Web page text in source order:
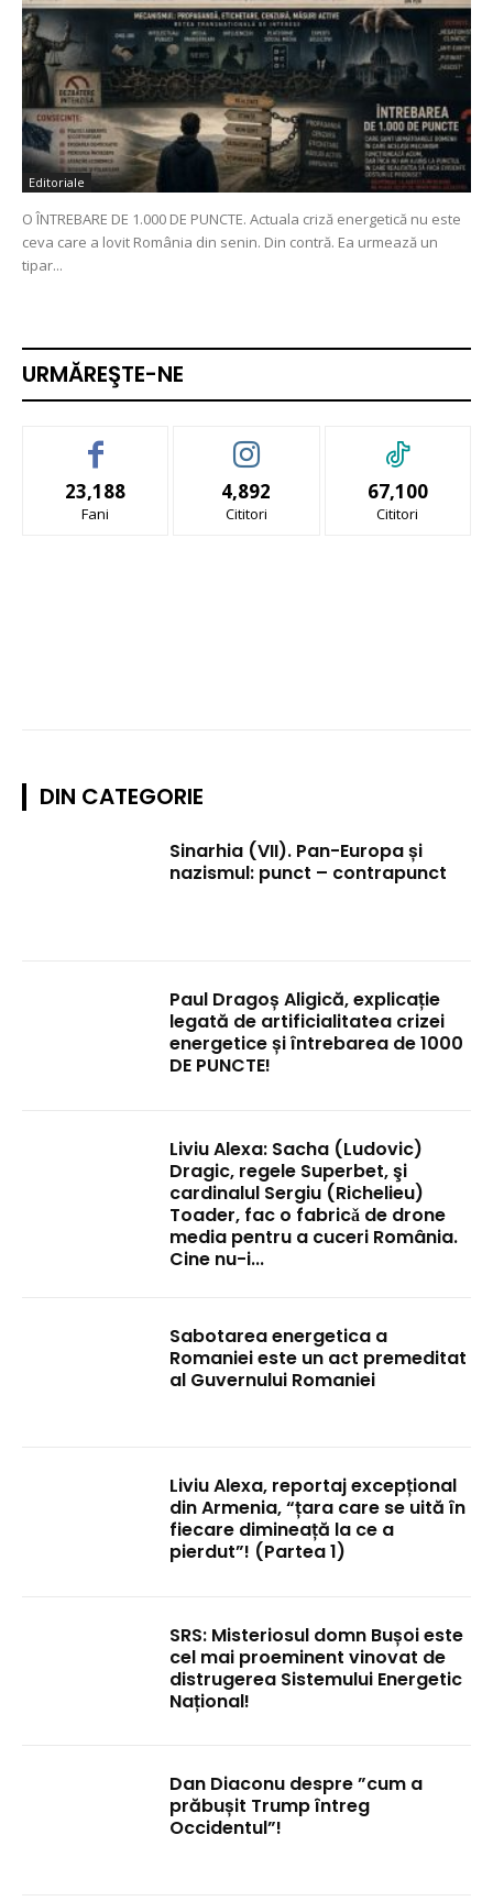
Editoriale
O ÎNTREBARE DE 1.000 DE PUNCTE. Actuala criză energetică nu este
ceva care a lovit România din senin. Din contră. Ea urmează un
tipar...
URMĂREŞTE-NE
23,188
Fani
4,892
Cititori
67,100
Cititori
DIN CATEGORIE
Sinarhia (VII). Pan-Europa și
nazismul: punct – contrapunct
Paul Dragoș Aligică, explicație
legată de artificialitatea crizei
energetice și întrebarea de 1000
DE PUNCTE!
Liviu Alexa: Sacha (Ludovic)
Dragic, regele Superbet, şi
cardinalul Sergiu (Richelieu)
Toader, fac o fabricǎ de drone
media pentru a cuceri România.
Cine nu-i...
Sabotarea energetica a
Romaniei este un act premeditat
al Guvernului Romaniei
Liviu Alexa, reportaj excepțional
din Armenia, “țara care se uită în
fiecare dimineață la ce a
pierdut”! (Partea 1)
SRS: Misteriosul domn Bușoi este
cel mai proeminent vinovat de
distrugerea Sistemului Energetic
Național!
Dan Diaconu despre ”cum a
prăbușit Trump întreg
Occidentul”!